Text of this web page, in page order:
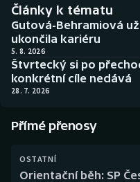
Biatlon
Boby a skeleton
Curling
Dostihy
Aplikace ČT sport
AZ kvíz
Články k tématu
Gutová-Behramiová
ukončila kariéru
5. 8. 2026
Štvrtecký si po
konkrétní cíle nedává
28. 7. 2026
Přímé přenosy
OSTATNÍ
Orientační běh: SP